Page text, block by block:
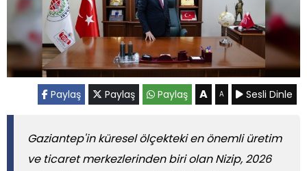
Paylaş Paylaş Paylaş A A Sesli Dinle
Gaziantep'in küresel ölçekteki en önemli üretim
ve ticaret merkezlerinden biri olan Nizip, 2026